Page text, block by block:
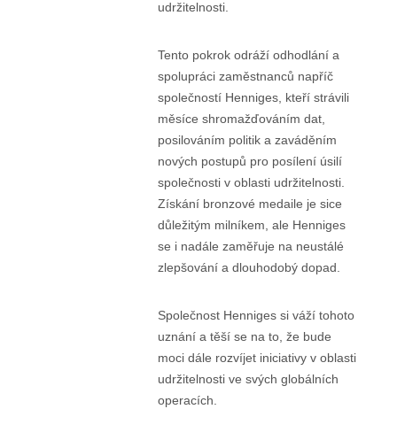
udržitelnosti.
Tento pokrok odráží odhodlání a
spolupráci zaměstnanců napříč
společností Henniges, kteří strávili
měsíce shromažďováním dat,
posilováním politik a zaváděním
nových postupů pro posílení úsilí
společnosti v oblasti udržitelnosti.
Získání bronzové medaile je sice
důležitým milníkem, ale Henniges
se i nadále zaměřuje na neustálé
zlepšování a dlouhodobý dopad.
Společnost Henniges si váží tohoto
uznání a těší se na to, že bude
moci dále rozvíjet iniciativy v oblasti
udržitelnosti ve svých globálních
operacích.